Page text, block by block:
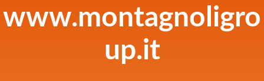
www.montagnoligro
up.it